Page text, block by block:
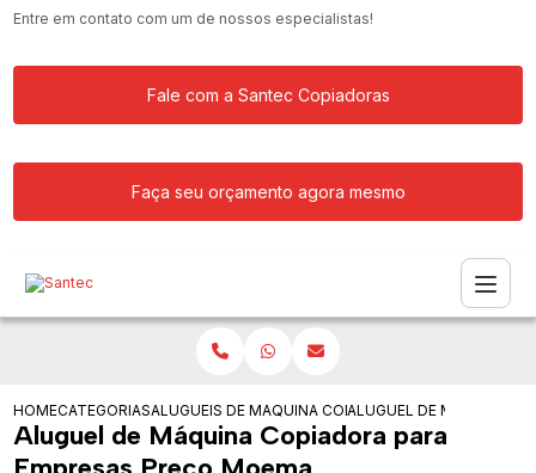
Entre em contato com um de nossos especialistas!
Fale com a Santec Copiadoras
Faça seu orçamento agora mesmo
HOMECATEGORIASALUGUEIS DE COPIADORASMAQUINA COPIADORA KYOCERA PARA
ALUGUEL DE MAQUINA
Aluguel de Máquina Copiadora para